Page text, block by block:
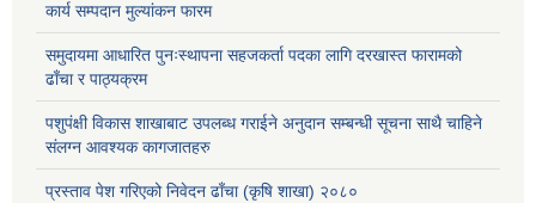
कार्य सम्पदान मुल्यांकन फारम
समुदायमा आधारित पुनःस्थापना सहजकर्ता पदका लागि दरखास्त फारामको
ढाँचा र पाठ्यक्रम
पशुपंक्षी विकास शाखाबाट उपलब्ध गराईने अनुदान सम्बन्धी सूचना साथै चाहिने
संलग्न आवश्यक कागजातहरु
प्रस्ताव पेश गरिएको निवेदन ढाँचा (कृषि शाखा) २०८०